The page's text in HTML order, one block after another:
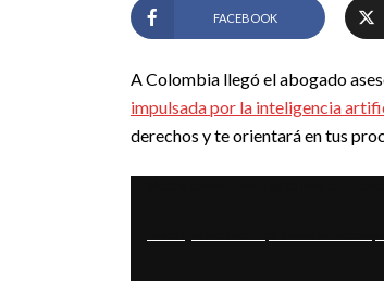
FACEBOOK
A Colombia llegó el abogado
impulsada por la inteligencia
derechos y te orientará en tus
vídeo